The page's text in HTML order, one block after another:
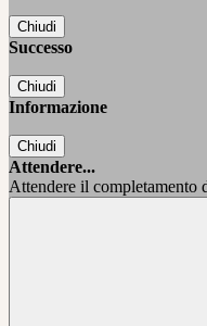
Chiudi
Successo
Chiudi
Informazione
Chiudi
Attendere...
Attendere il completamento